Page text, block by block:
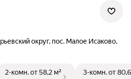
округ, пос. Малое Исаково,
2-комн.от 58,2 м²
3-комн.от